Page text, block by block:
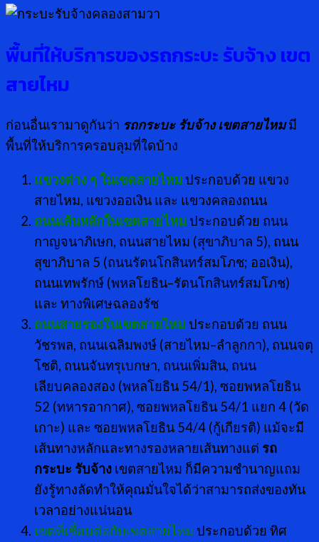
พื้นที่ให้บริการของรถกระบะ รับจ้าง เขต
สายไหม
ก่อนอื่นเรามาดูกันว่า รถกระบะ รับจ้าง เขตสายไหมมี
พื้นที่ให้บริการครอบลุมที่ใดบ้าง
แขวงต่าง ๆ ในเขตสายไหม ประกอบด้วย แขวง
สายไหม, แขวงออเงิน และ แขวงคลองถนน
ถนนเส้นหลักในเขตสายไหม ประกอบด้วย ถนน
กาญจนาภิเษก, ถนนสายไหม (สุขาภิบาล 5), ถนน
สุขาภิบาล 5 (ถนนรัตนโกสินทร์สมโภช; ออเงิน),
ถนนเทพรักษ์ (พหลโยธิน–รัตนโกสินทร์สมโภช)
และ ทางพิเศษฉลองรัช
ถนนสายรองในเขตสายไหม ประกอบด้วย ถนน
วัชรพล, ถนนเฉลิมพงษ์ (สายไหม–ลำลูกกา), ถนนจตุ
โชติ, ถนนจันทรุเบกษา, ถนนเพิ่มสิน, ถนน
เลียบคลองสอง (พหลโยธิน 54/1), ซอยพหลโยธิน
52 (ทหารอากาศ), ซอยพหลโยธิน 54/1 แยก 4 (วัด
เกาะ) และ ซอยพหลโยธิน 54/4 (กู้เกียรติ) แม้จะมี
เส้นทางหลักและทางรองหลายเส้นทางแต่ รถ
กระบะ รับจ้าง เขตสายไหม ก็มีความชำนาญแถม
ยังรู้ทางลัดทำให้คุณมั่นใจได้ว่าสามารถส่งของทัน
เวลาอย่างแน่นอน
เขตที่เชื่อมต่อกับเขตสายไหม ประกอบด้วย ทิศ